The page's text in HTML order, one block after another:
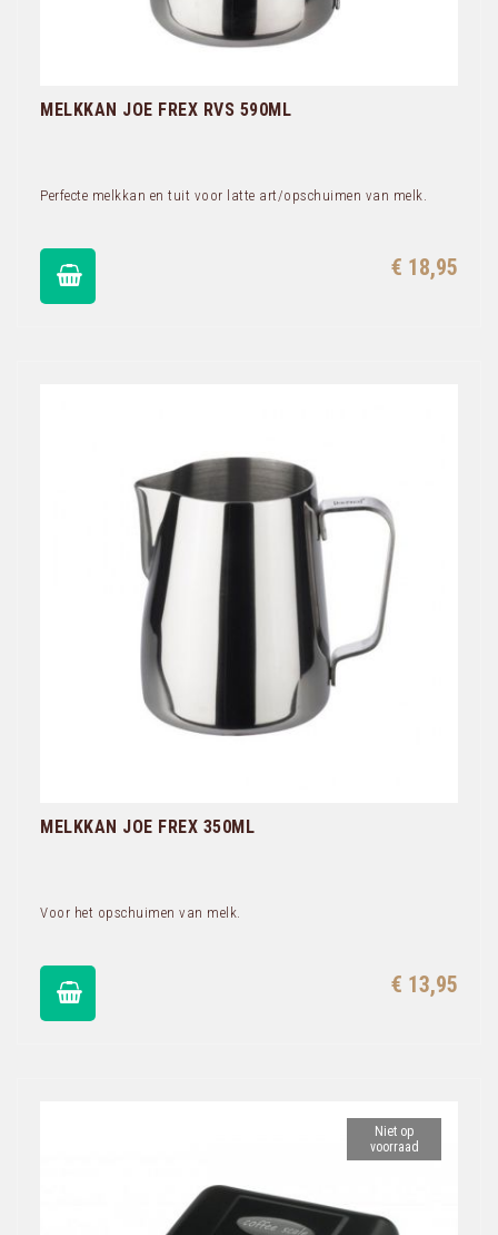
MELKKAN JOE FREX RVS 590ML
Perfecte melkkan en tuit voor latte art/opschuimen van melk.
€ 18,95
MELKKAN JOE FREX 350ML
Voor het opschuimen van melk.
€ 13,95
Niet op
voorraad